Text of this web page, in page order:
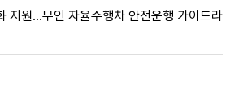
지원…무인 자율주행차 안전운행 가이드라